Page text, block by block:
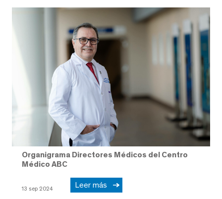
Organigrama Directores Médicos del Centro
Médico ABC
13 sep 2024 Leer más